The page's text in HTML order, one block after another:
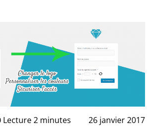
Lecture 2 minutes 26 janvier 2017